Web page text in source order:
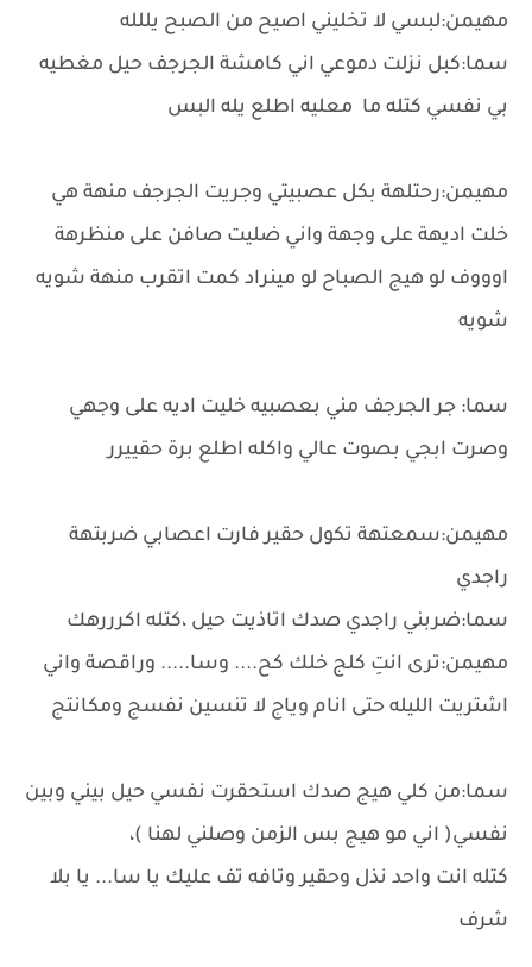
مهيمن:لبسي لا تخليني اصيح من الصبح يللله
سما:كبل نزلت دموعي اني كامشة الجرجف حيل مغطيه
بي نفسي كتله ما معليه اطلع يله البس
مهيمن:رحتلهة بكل عصبيتي وجريت الجرجف منهة هي
خلت اديهة على وجهة واني ضليت صافن على منظرهة
اوووف لو هيج الصباح لو مينراد كمت اتقرب منهة شويه
شويه
سما: جر الجرجف مني بعصبيه خليت اديه على وجهي
وصرت ابجي بصوت عالي واكله اطلع برة حقييرر
مهيمن:سمعتهة تكول حقير فارت اعصابي ضربتهة
راجدي
سما:ضربني راجدي صدك اتاذيت حيل ،كتله اكرررهك
مهيمن:ترى انتِ كلج خلك كح.... وسا..... وراقصة واني
اشتريت الليله حتى انام وياج لا تنسين نفسج ومكانتج
سما:من كلي هيج صدك استحقرت نفسي حيل بيني وبين
نفسي( اني مو هيج بس الزمن وصلني لهنا )،
كتله انت واحد نذل وحقير وتافه تف عليك يا سا... يا بلا
شرف